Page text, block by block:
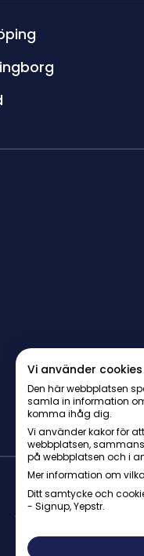
© Yepstr AB・Org.
Vi använder cookies
Den här webbplatsen
samla in information
komma ihåg dig.
Vi använder kakor för
webbplatsen,
på webbplatsen och i
Mer information om
Ditt samtycke och
- Signup, Yepstr.